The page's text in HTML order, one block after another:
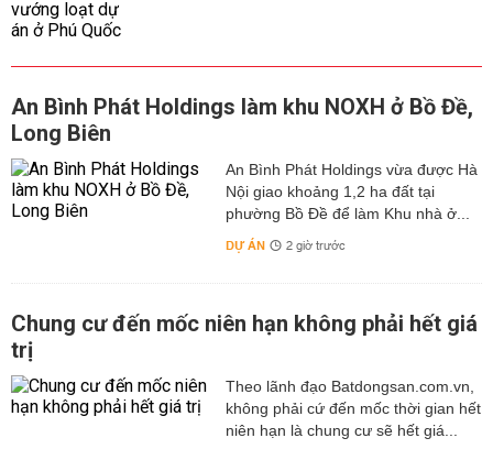
An Bình Phát Holdings làm khu NOXH ở Bồ Đề,
Long Biên
An Bình Phát Holdings vừa được Hà
Nội giao khoảng 1,2 ha đất tại
phường Bồ Đề để làm Khu nhà ở...
DỰ ÁN 2 giờ trước
Chung cư đến mốc niên hạn không phải hết giá
trị
Theo lãnh đạo Batdongsan.com.vn,
không phải cứ đến mốc thời gian hết
niên hạn là chung cư sẽ hết giá...